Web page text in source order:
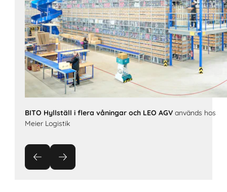
BITO Hyllställ i flera våningar och LEO AGV används hos
Meier Logistik